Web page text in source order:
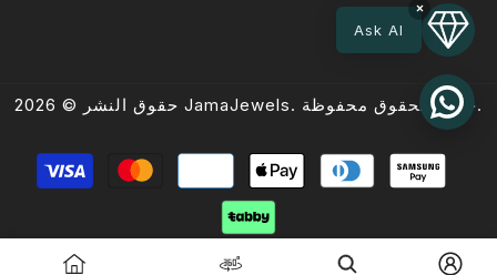
×
Ask AI
حقوق النشر © 2026 JamaJewels. جميع الحقوق محفوظة.
طرق
الدفع